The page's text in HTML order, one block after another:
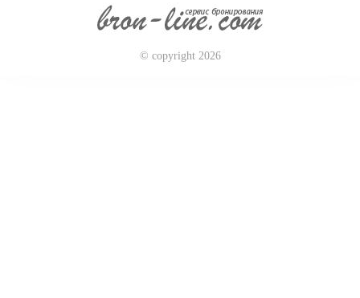
© copyright 2026